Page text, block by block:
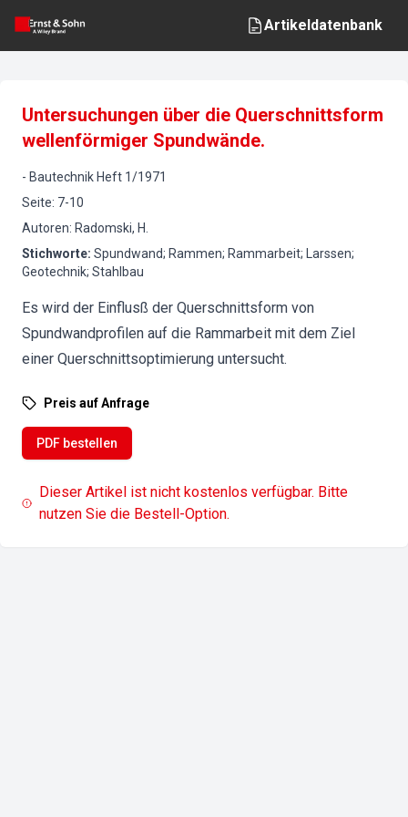
Artikeldatenbank
Untersuchungen über die Querschnittsform
wellenförmiger Spundwände.
- Bautechnik Heft 1/1971
Seite: 7-10
Autoren: Radomski, H.
Stichworte: Spundwand; Rammen; Rammarbeit; Larssen;
Geotechnik; Stahlbau
Es wird der Einflusß der Querschnittsform von
Spundwandprofilen auf die Rammarbeit mit dem Ziel
einer Querschnittsoptimierung untersucht.
Preis auf Anfrage
PDF bestellen
Dieser Artikel ist nicht kostenlos verfügbar. Bitte
nutzen Sie die Bestell-Option.